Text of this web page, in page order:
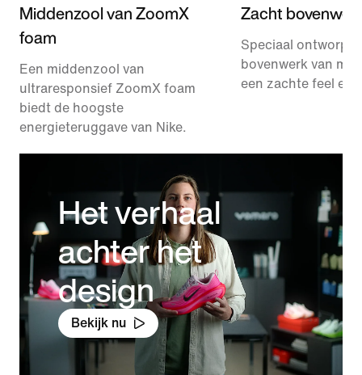
Middenzool van ZoomX
foam
Een middenzool van
ultraresponsief ZoomX foam
biedt de hoogste
energieteruggave van Nike.
Zacht
Speciaal
bovenwerk van
een zachte feel en
Het verhaal
achter het
design
Bekijk nu